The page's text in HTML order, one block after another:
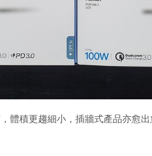
體積更趨細小，插牆式產品亦愈